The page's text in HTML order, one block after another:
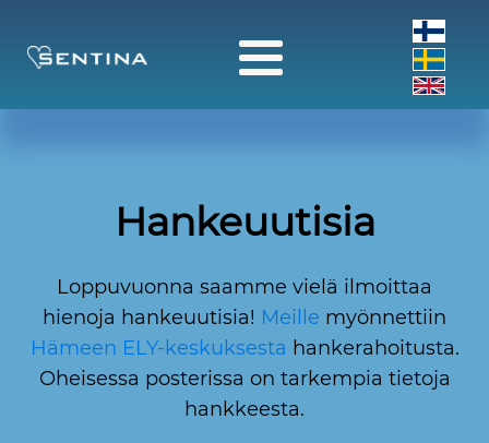
Hankeuutisia
Loppuvuonna saamme vielä ilmoittaa
hienoja hankeuutisia! Meille myönnettiin
Hämeen ELY-keskuksesta hankerahoitusta.
Oheisessa posterissa on tarkempia tietoja
hankkeesta.